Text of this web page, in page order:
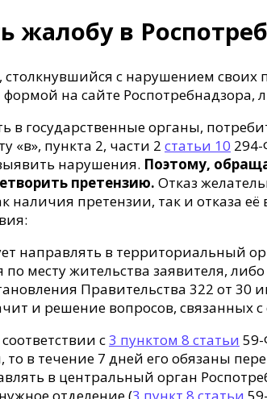
жалобу в
столкнувшийся с нарушением
на сайте
в государственные органы,
«в», пункта 2, части 2 статьи 10
нарушения. Поэтому,
претензию. Отказ
наличия претензии, так и отказа
направлять в территориальный
месту жительства заявителя,
Правительства 322 от 30
и решение вопросов,
с3 пунктом 8 статьи
в течение 7 дней его обязаны
в центральный орган
отделение (3 пункт 8 статьи